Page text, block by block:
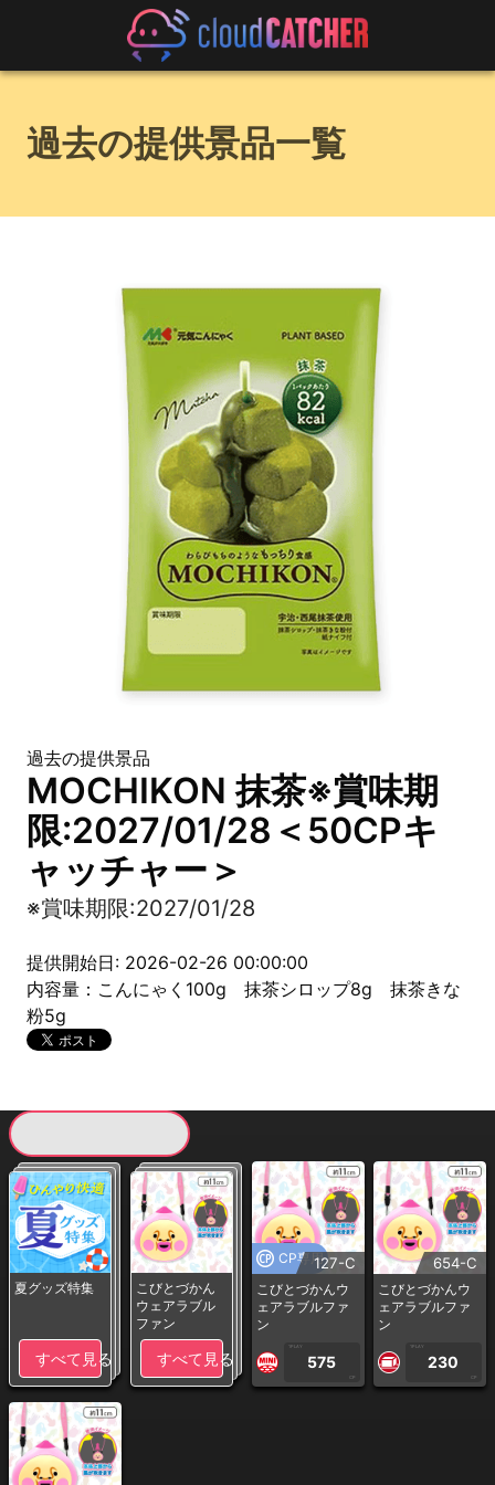
過去の提供景品一覧
過去の提供景品
MOCHIKON 抹茶※賞味期
限:2027/01/28＜50CPキ
ャッチャー＞
※賞味期限:2027/01/28
提供開始日: 2026-02-26 00:00:00
内容量：こんにゃく100g 抹茶シロップ8g 抹茶きな
粉5g
夏グッズ特集
すべて見る
こびとづかん
ウェアラブル
ファン
すべて見る
CP専用127-C
こびとづかんウ
ェアラブルファ
ン
1PLAY
575
CP
654-C
こびとづかんウ
ェアラブルファ
ン
1PLAY
230
CP